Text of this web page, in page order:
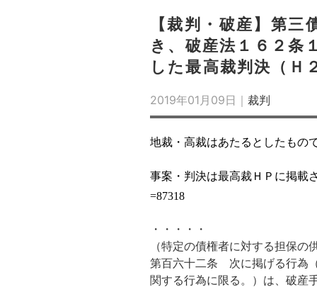
【裁判・破産】第
き、破産法１６２条
した最高裁判決（Ｈ
2019年01月09日｜ 裁判
地裁・高裁はあたるとしたもの
事案・判決は最高裁ＨＰに掲載
=87318
・・・・・
（特定の債権者に対する担保の
第百六十二条 次に掲げる行為
関する行為に限る。）は、破産